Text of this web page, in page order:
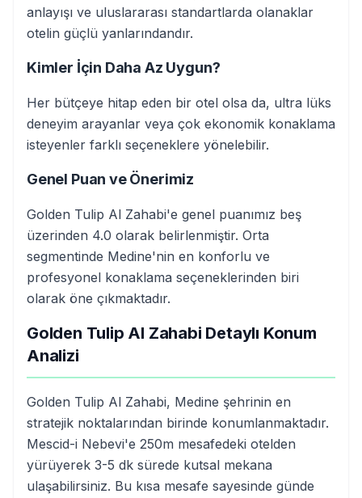
anlayışı ve uluslararası standartlarda olanaklar
otelin güçlü yanlarındandır.
Kimler İçin Daha Az Uygun?
Her bütçeye hitap eden bir otel olsa da, ultra lüks
deneyim arayanlar veya çok ekonomik konaklama
isteyenler farklı seçeneklere yönelebilir.
Genel Puan ve Önerimiz
Golden Tulip Al Zahabi'e genel puanımız beş
üzerinden 4.0 olarak belirlenmiştir. Orta
segmentinde Medine'nin en konforlu ve
profesyonel konaklama seçeneklerinden biri
olarak öne çıkmaktadır.
Golden Tulip Al Zahabi Detaylı Konum
Analizi
Golden Tulip Al Zahabi, Medine şehrinin en
stratejik noktalarından birinde konumlanmaktadır.
Mescid-i Nebevi'e 250m mesafedeki otelden
yürüyerek 3-5 dk sürede kutsal mekana
ulaşabilirsiniz. Bu kısa mesafe sayesinde günde